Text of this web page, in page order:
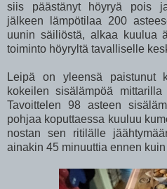
siis päästänyt höyryä pois
jälkeen lämpötilaa 200
uunin säiliöstä, alkaa kuulua
toiminto höyryltä tavalliselle
Leipä on yleensä paistunut
kokeilen sisälämpöä
Tavoittelen 98 asteen
pohjaa koputtaessa kuuluu
nostan sen ritilälle
ainakin 45 minuuttia ennen